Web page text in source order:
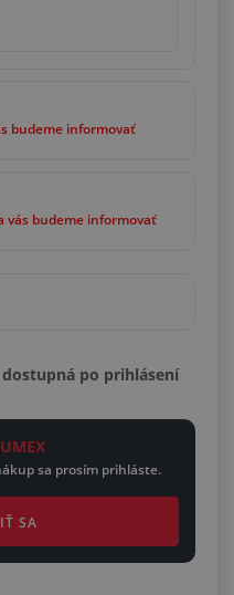
budeme informovať
vás budeme informovať
dostupná po prihlásení
sa prosím prihláste.
SA